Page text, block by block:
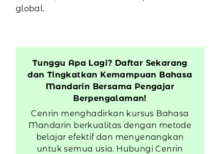
global.
Tunggu Apa Lagi? Daftar Sekarang
dan Tingkatkan Kemampuan Bahasa
Mandarin Bersama Pengajar
Berpengalaman!
Cenrin menghadirkan kursus Bahasa
Mandarin berkualitas dengan metode
belajar efektif dan menyenangkan
untuk semua usia. Hubungi Cenrin